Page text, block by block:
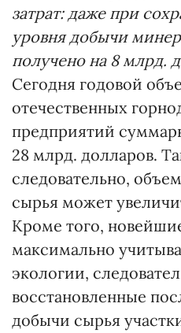
затрат: даже при
уровня добычи
получено на 8 млрд.
Сегодня годовой
отечественных
предприятий
28 млрд. долларов.
следовательно,
сырья может
Кроме того,
максимально
экологии,
восстановленные
добычи сырья